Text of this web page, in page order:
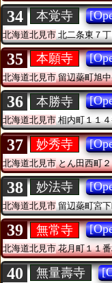
34 本覚寺
北海道北見市 北二条東７
35 本願寺
北海道北見市留辺蘂町旭
36 本勝寺
北海道北見市相内町１１
37 妙秀寺
北海道北見市とん田西町
38 妙法寺
北海道北見市 留辺蘂町宮
39 無常寺
北海道北見市花月町１１
40 無量壽寺